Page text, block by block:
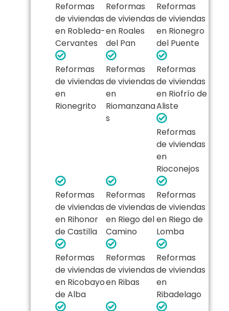
Reformas
de viviendas
en Robleda-
Cervantes
Reformas
de viviendas
en Roales
del Pan
Reformas
de viviendas
en Rionegro
del Puente
Reformas
de viviendas
en
Rionegrito
Reformas
de viviendas
en
Riomanzana
s
Reformas
de viviendas
en Riofrío de
Aliste
Reformas
de viviendas
en
Rioconejos
Reformas
de viviendas
en Rihonor
de Castilla
Reformas
de viviendas
en Riego del
Camino
Reformas
de viviendas
en Riego de
Lomba
Reformas
de viviendas
en Ricobayo
de Alba
Reformas
de viviendas
en Ribas
Reformas
de viviendas
en
Ribadelago